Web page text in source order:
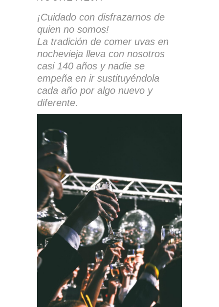
¡Cuidado con disfrazarnos de
quien no somos!
La tradición de comer uvas en
nochevieja lleva con nosotros
casi 140 años y nadie se
empeña en ir sustituyéndola
cada año por algo nuevo y
diferente.